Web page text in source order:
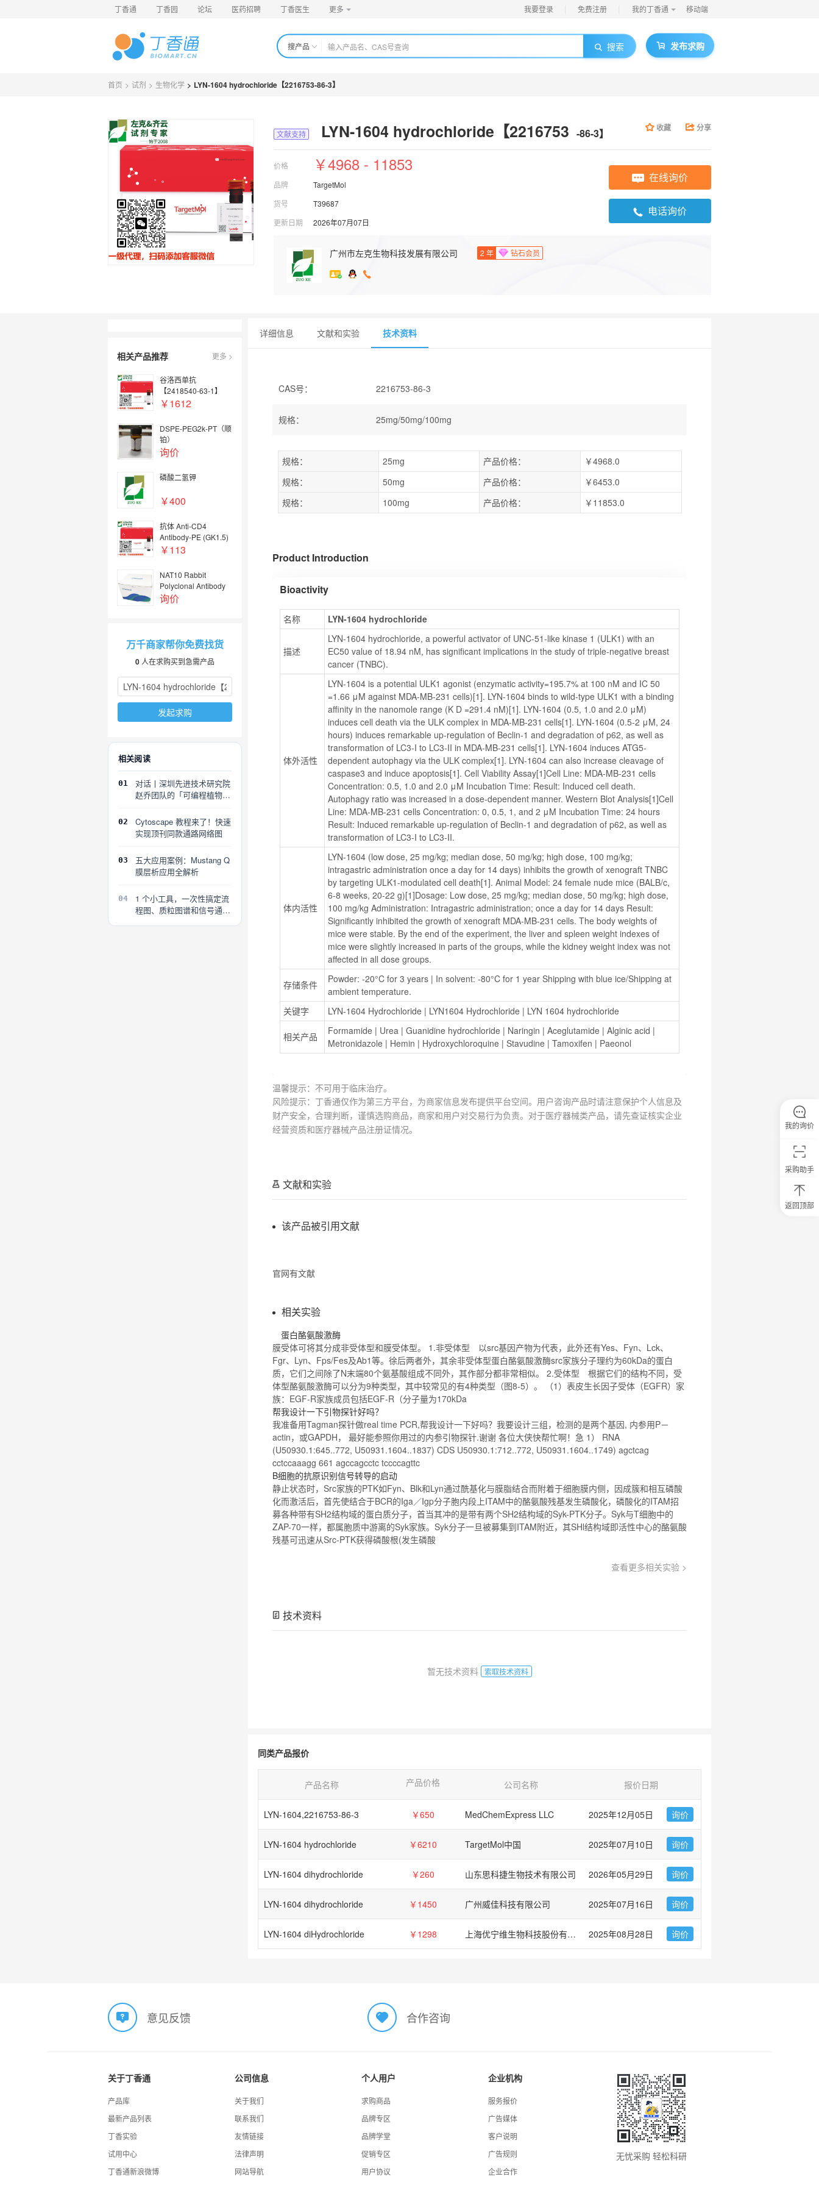
丁香通 丁香园 论坛 医药招聘 丁香医生 更多 我要登录 免费注册 我的丁香通 移动端
搜产品 搜索 发布求购
首页 > 试剂 > 生物化学 > LYN-1604 hydrochloride【2216753-86-3】
文献支持 LYN-1604 hydrochloride【2216753 -86-3】 收藏 分享
价格 ￥4968 - 11853
品牌
TargetMol
货号
T39687
更新日期
2026年07月07日
在线询价
电话询价
广州市左克生物科技发展有限公司 2 年 钻石会员
相关产品推荐 更多 >
谷洛西单抗
【2418540-63-1】
￥1612
DSPE-PEG2k-PT（顺
铂）
询价
磷酸二氢钾
￥400
抗体 Anti-CD4
Antibody-PE (GK1.5)
￥113
NAT10 Rabbit
Polyclonal Antibody
询价
万千商家帮你免费找货
0 人在求购买到急需产品
发起求购
相关阅读
01
对话丨深圳先进技术研究院
赵乔团队的「可编程植物」
02
Cytoscape 教程来了！快速
实现顶刊同款通路网络图
03
五大应用案例：Mustang Q
膜层析应用全解析
04
1 个小工具，一次性搞定流
程图、质粒图谱和信号通路
详细信息 文献和实验 技术资料
CAS号： 2216753-86-3
规格： 25mg/50mg/100mg
规格： 25mg 产品价格：
￥4968.0
规格：
50mg 产品价格：
￥6453.0
规格：
100mg 产品价格： ￥11853.0
Product Introduction
Bioactivity
名称 LYN-1604 hydrochloride
描述
LYN-1604 hydrochloride, a powerful activator of UNC-51-like kinase 1 (ULK1) with an
EC50 value of 18.94 nM, has significant implications in the study of triple-negative breast
cancer (TNBC).
体外活性
LYN-1604 is a potential ULK1 agonist (enzymatic activity=195.7% at 100 nM and IC 50
=1.66 μM against MDA-MB-231 cells)[1]. LYN-1604 binds to wild-type ULK1 with a binding
affinity in the nanomole range (K D =291.4 nM)[1]. LYN-1604 (0.5, 1.0 and 2.0 μM)
induces cell death via the ULK complex in MDA-MB-231 cells[1]. LYN-1604 (0.5-2 μM, 24
hours) induces remarkable up-regulation of Beclin-1 and degradation of p62, as well as
transformation of LC3-I to LC3-II in MDA-MB-231 cells[1]. LYN-1604 induces ATG5-
dependent autophagy via the ULK complex[1]. LYN-1604 can also increase cleavage of
caspase3 and induce apoptosis[1]. Cell Viability Assay[1]Cell Line: MDA-MB-231 cells
Concentration: 0.5, 1.0 and 2.0 μM Incubation Time: Result: Induced cell death.
Autophagy ratio was increased in a dose-dependent manner. Western Blot Analysis[1]Cell
Line: MDA-MB-231 cells Concentration: 0, 0.5, 1, and 2 μM Incubation Time: 24 hours
Result: Induced remarkable up-regulation of Beclin-1 and degradation of p62, as well as
transformation of LC3-I to LC3-II.
体内活性
LYN-1604 (low dose, 25 mg/kg; median dose, 50 mg/kg; high dose, 100 mg/kg;
intragastric administration once a day for 14 days) inhibits the growth of xenograft TNBC
by targeting ULK1-modulated cell death[1]. Animal Model: 24 female nude mice (BALB/c,
6-8 weeks, 20-22 g)[1]Dosage: Low dose, 25 mg/kg; median dose, 50 mg/kg; high dose,
100 mg/kg Administration: Intragastric administration; once a day for 14 days Result:
Significantly inhibited the growth of xenograft MDA-MB-231 cells. The body weights of
mice were stable. By the end of the experiment, the liver and spleen weight indexes of
mice were slightly increased in parts of the groups, while the kidney weight index was not
affected in all dose groups.
存储条件
Powder: -20°C for 3 years | In solvent: -80°C for 1 year Shipping with blue ice/Shipping at
ambient temperature.
关键字
LYN-1604 Hydrochloride | LYN1604 Hydrochloride | LYN 1604 hydrochloride
相关产品 Formamide | Urea | Guanidine hydrochloride | Naringin | Aceglutamide | Alginic acid
Metronidazole | Hemin | Hydroxychloroquine | Stavudine | Tamoxifen | Paeonol
温馨提示：不可用于临床治疗。
风险提示：丁香通仅作为第三方平台，为商家信息发布提供平台空间。用户咨询产品时请注意保护个人信息及
财产安全，合理判断，谨慎选购商品，商家和用户对交易行为负责。对于医疗器械类产品，请先查证核实企业
经营资质和医疗器械产品注册证情况。
文献和实验
该产品被引用文献
官网有文献
相关实验
蛋白酪氨酸激酶
膜受体可将其分成非受体型和膜受体型。 1.非受体型 以src基因产物为代表，此外还有Yes、Fyn、Lck、
Fgr、 Lyn、Fps/Fes及Ab1等。徐后两者外，其余非受体型蛋白酪氨酸激酶src家族分子理约为60kDa的蛋白
质，它们之间除了N末端80个氨基酸组成不同外，其作部分都非常相似。 2.受体型 根据它们的结构不同，受
体型酪氨酸激酶可以分为9种类型，其中较常见的有4种类型（图8-5）。 （1）表皮生长因子受体（EGFR）家
族：EGF-R家族成员包括EGF-R（分子量为170kDa
帮我设计一下引物探针好吗？
我准备用Tagman探针做real time PCR,帮我设计一下好吗？我要设计三组，检测的是两个基因, 内参用P－
actin，或GAPDH， 最好能参照你用过的内参引物探针.谢谢 各位大侠快帮忙啊！急 1） RNA
(U50930.1:645..772, U50931.1604..1837) CDS U50930.1:712..772, U50931.1604..1749) agctcag
cctccaaagg 661 agccagcctc tccccagttc
B细胞的抗原识别信号转导的启动
静止状态时，Src家族的PTK如Fyn、Blk和Lyn通过酰基化与膜脂结合而附着于细胞膜内侧，因成簇和相互磷酸
化而激活后，首先使结合于BCR的Iga／Igp分子胞内段上ITAM中的酪氨酸残基发生磷酸化，磷酸化的ITAM招
募各种带有SH2结构域的蛋白质分子，首当其冲的是带有两个SH2结构域的Syk-PTK分子。Syk与T细胞中的
ZAP-70一样，都属胞质中游离的Syk家族。Syk分子一旦被募集到ITAM附近，其SHl结构域即活性中心的酪氨酸
残基可迅速从Src-PTK获得磷酸根(发生磷酸
查看更多相关实验 >
技术资料
暂无技术资料 索取技术资料
同类产品报价
产品名称 产品价格 公司名称 报价日期
LYN-1604,2216753-86-3 ￥650 MedChemExpress LLC 2025年12月05日 询价
LYN-1604 hydrochloride ￥6210 TargetMol中国 2025年07月10日 询价
LYN-1604 dihydrochloride ￥260 山东思科捷生物技术有限公司 2026年05月29日 询价
LYN-1604 dihydrochloride ￥1450 广州威佳科技有限公司 2025年07月16日 询价
LYN-1604 diHydrochloride ￥1298 上海优宁维生物科技股份有限公司 2025年08月28日 询价
采购助手
返回顶部
我的询价
意见反馈 合作咨询
关于丁香通
产品库
最新产品列表
丁香实验
试用中心
丁香通新浪微博
公司信息
关于我们
联系我们
友情链接
法律声明
网站导航
个人用户
求购商品
品牌专区
品牌学堂
促销专区
用户协议
企业机构
服务报价
广告媒体
客户说明
广告规则
企业合作
无忧采购 轻松科研